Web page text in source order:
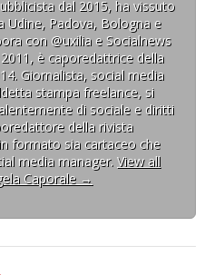
dal 2015, ha vissuto
Udine, Padova, Bologna e
con @uxilia e Socialnews
2011, è caporedattrice della
Giornalista, social media
stampa freelance, si
di sociale e diritti
della rivista
formato sia cartaceo che
media manager. View all
Caporale →